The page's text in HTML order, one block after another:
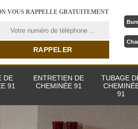
VOUS RAPPELLE GRATUITEMENT
DE
91
ENTRETIEN DE
CHEMINÉE 91
TUBAGE
91